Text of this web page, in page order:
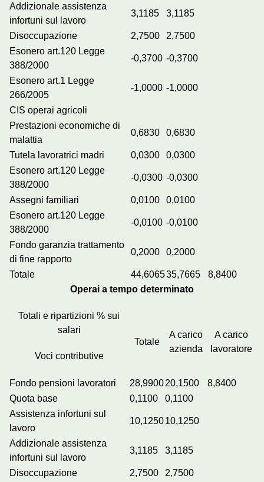
Addizionale assistenza
infortuni sul lavoro
3,1185 3,1185
Disoccupazione 2,7500
2,7500
Esonero art.120 Legge
388/2000
-0,3700 -0,3700
Esonero art.1 Legge
266/2005
-1,0000 -1,0000
CIS operai agricoli
Prestazioni economiche di
malattia
0,6830 0,6830
Tutela lavoratrici madri 0,0300
0,0300
Esonero art.120 Legge
388/2000
-0,0300 -0,0300
Assegni familiari 0,0100
0,0100
Esonero art.120 Legge
388/2000
-0,0100 -0,0100
Fondo garanzia trattamento
di fine rapporto
0,2000 0,2000
Totale 44,606535,7665
8,8400
Operai a tempo determinato
Totali e ripartizioni % sui
salari
Voci contributive
Totale
A carico
azienda
A carico
lavoratore
Fondo pensioni lavoratori 28,990020,1500
8,8400
Quota base
0,1100
0,1100
Assistenza infortuni sul
lavoro
10,125010,1250
Addizionale assistenza
infortuni sul lavoro
3,1185 3,1185
Disoccupazione 2,7500
2,7500